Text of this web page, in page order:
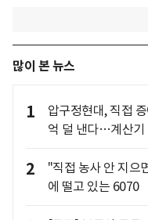
많이 본 뉴스
1
압구정현대, 직접
억 덜 낸다…계산기
2
"직접 농사 안 지으
에 떨고 있는 6070